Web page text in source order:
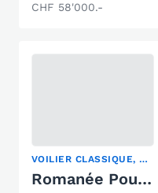
CHF 58'000.-
VOILIER CLASSIQUE, VOILIER À MOTEUR
Romanée Pouvreau Romanee